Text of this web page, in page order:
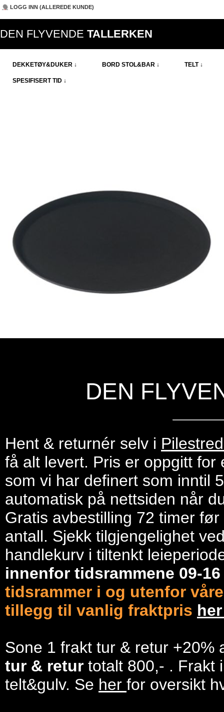
LOGG INN (ALLEREDE KUNDE)
DEN FLYVENDE TALLERKEN
DEKKETØY&DUKER ↓ BORD STOL&BAR ↓ TELT ↓
SPESIFISERT TID ↓
DEN
Hent & returnér selv i
få alt levert. Pris er oppgitt
som vi har definert som inntil
automatisk på nettsiden når
Gratis avbestilling 72 timer
antall. Sjekk tilgjengelighet
handlekurv i tiltenkt
innenfor tidsrammene 09-
tidsrammer i og utenfor
tillegg til vanlig fraktpris
Sone 1 frakt tur & retur +20%
tur & retur totalt 800,- . Frakt
telt&gulv. Se her for oversikt